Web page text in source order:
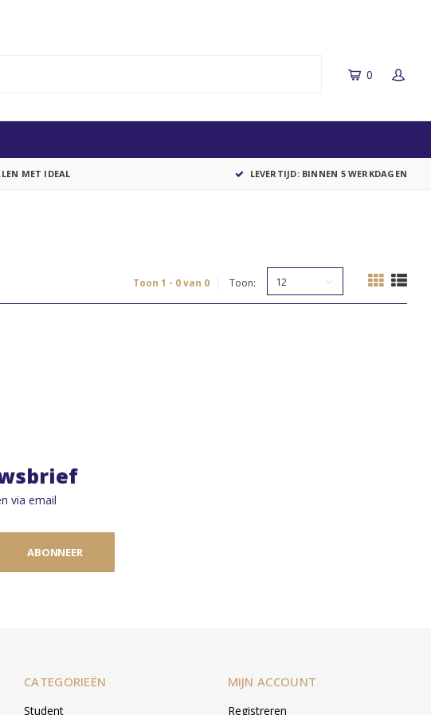
0
MET IDEAL LEVERTIJD: BINNEN 5 WERKDAGEN
Toon 1 - 0 van 0 Toon: 12
via email
ABONNEER
CATEGORIEËN
Student
MIJN ACCOUNT
Registreren